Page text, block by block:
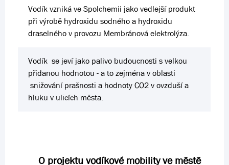
Vodík vzniká ve Spolchemii jako vedlejší produkt
při výrobě hydroxidu sodného a hydroxidu
draselného v provozu Membránová elektrolýza.
Vodík se jeví jako palivo budoucnosti s velkou
přidanou hodnotou - a to zejména v oblasti
snižování prašnosti a hodnoty CO2 v ovzduší a
hluku v ulicích města.
O projektu vodíkové mobility ve městě